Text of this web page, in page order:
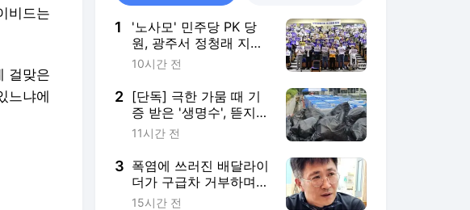
비드는
걸맞은
느냐에
1
'노사모' 민주당 PK 당
원, 광주서 정청래 지지
호소
10시간 전
2 [단독] 극한 가뭄 때 기
증 받은 '생명수', 뜯지도
않고 폐기한 강릉시
11시간 전
3 폭염에 쓰러진 배달라이
더가 구급차 거부하며
남긴 한마디
15시간 전